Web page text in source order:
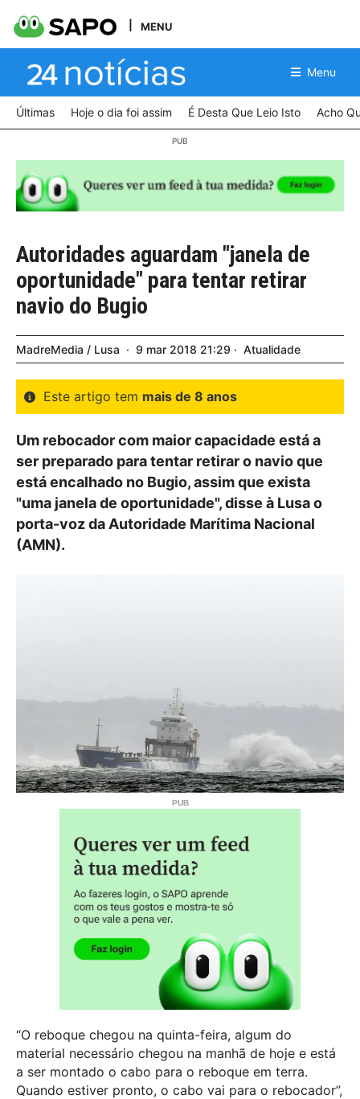
MENU
Menu
Últimas Hoje o dia foi assim É Desta Que Leio Isto Acho
Autoridades aguardam "janela de
oportunidade" para tentar retirar
navio do Bugio
MadreMedia / Lusa 9 mar 2018 21:29 Atualidade
Este artigo tem mais de 8 anos
Um rebocador com maior capacidade está a
ser preparado para tentar retirar o navio que
está encalhado no Bugio, assim que exista
"uma janela de oportunidade", disse à Lusa o
porta-voz da Autoridade Marítima Nacional
(AMN).
“O reboque chegou na quinta-feira, algum do
material necessário chegou na manhã de hoje e está
a ser montado o cabo para o reboque em terra.
Quando estiver pronto, o cabo vai para o rebocador”,